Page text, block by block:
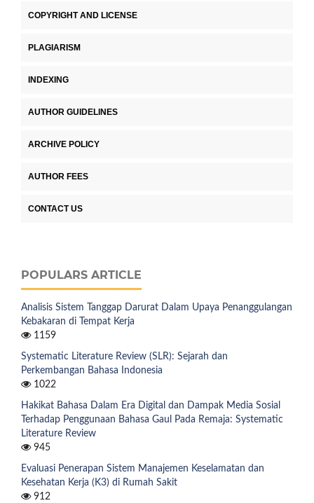
COPYRIGHT AND LICENSE
PLAGIARISM
INDEXING
AUTHOR GUIDELINES
ARCHIVE POLICY
AUTHOR FEES
CONTACT US
POPULARS ARTICLE
Analisis Sistem Tanggap Darurat Dalam Upaya Penanggulangan
Kebakaran di Tempat Kerja
1159
Systematic Literature Review (SLR): Sejarah dan
Perkembangan Bahasa Indonesia
1022
Hakikat Bahasa Dalam Era Digital dan Dampak Media Sosial
Terhadap Penggunaan Bahasa Gaul Pada Remaja: Systematic
Literature Review
945
Evaluasi Penerapan Sistem Manajemen Keselamatan dan
Kesehatan Kerja (K3) di Rumah Sakit
912